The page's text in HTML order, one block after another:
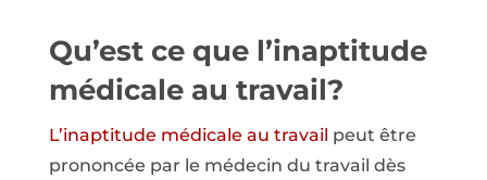
Qu’est ce que l’inaptitude
médicale au travail?
L’inaptitude médicale au travail peut être
prononcée par le médecin du travail dès